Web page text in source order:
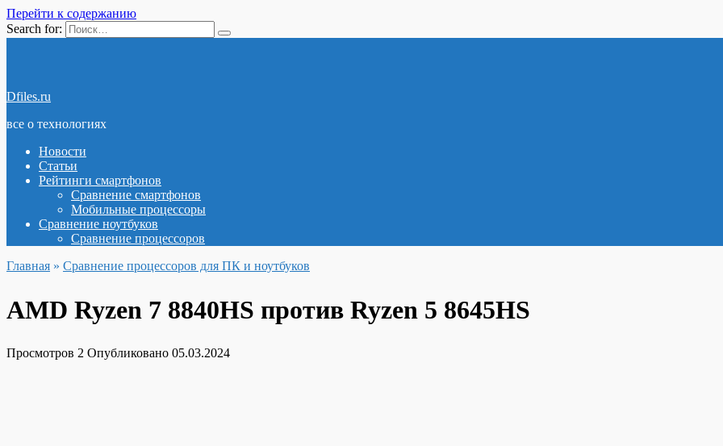
Перейти к содержанию
Search for:
Dfiles.ru
все о технологиях
Новости
Статьи
Рейтинги смартфонов
Сравнение смартфонов
Мобильные процессоры
Сравнение ноутбуков
Сравнение процессоров
Главная » Сравнение процессоров для ПК и ноутбуков
AMD Ryzen 7 8840HS против Ryzen 5 8645HS
Просмотров 2 Опубликовано 05.03.2024